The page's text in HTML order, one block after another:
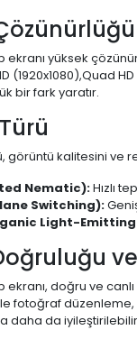
ekranı yüksek
(1920x1080),Quad
bir fark yaratır.
görüntü kalitesini ve
Nematic):Hızlı
Switching):
Light-
doğru ve
fotoğraf
daha da